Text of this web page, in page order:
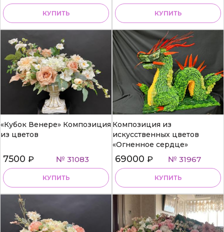
КУПИТЬ КУПИТЬ
«Кубок Венере» Композиция
из цветов
7500 ₽ № 31083
КУПИТЬ
Композиция из
искусственных цветов
«Огненное сердце»
69000 ₽ № 31967
КУПИТЬ